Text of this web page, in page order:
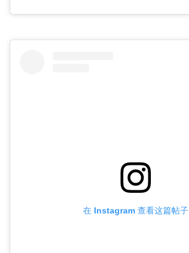
在 Instagram 查看这篇帖子